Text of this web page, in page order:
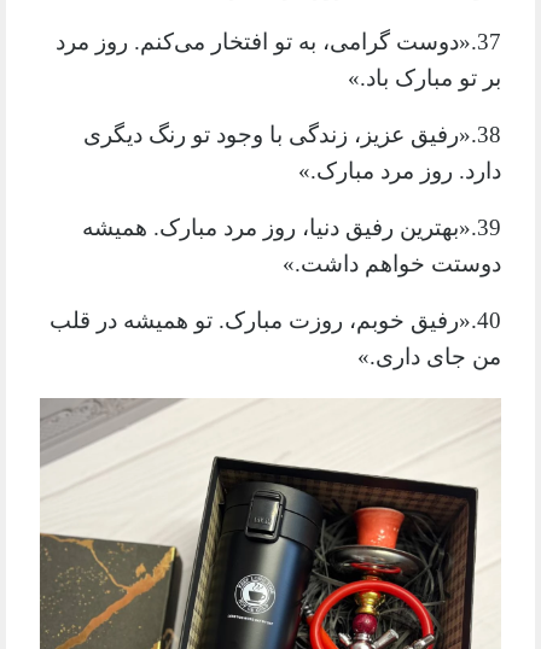
37.«دوست گرامی، به تو افتخار می‌کنم. روز مرد
بر تو مبارک باد.»
38.«رفیق عزیز، زندگی با وجود تو رنگ دیگری
دارد. روز مرد مبارک.»
39.«بهترین رفیق دنیا، روز مرد مبارک. همیشه
دوستت خواهم داشت.»
40.«رفیق خوبم، روزت مبارک. تو همیشه در قلب
من جای داری.»